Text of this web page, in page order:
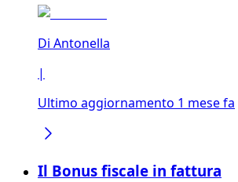
Di Antonella
|
Ultimo aggiornamento 1 mese fa
Il Bonus fiscale in fattura